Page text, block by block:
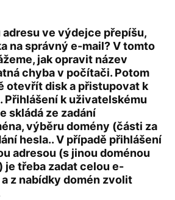
ve výdejce přepíšu,
na správný e-mail? V tomto
jak opravit název
chyba v počítači. Potom
otevřít disk a přistupovat k
Přihlášení k uživatelskému
skládá ze zadání
výběru domény (části za
hesla.. V případě přihlášení
adresou (s jinou doménou
je třeba zadat celou e-
z nabídky domén zvolit